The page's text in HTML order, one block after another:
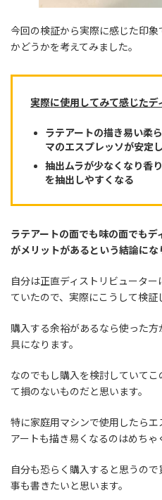
今回の検証から実際に感じた印
かどうかを考えてみました。
実際に使用してみて感じた
ラテアートの描き易い柔
マのエスプレッソが安定
抽出ムラが少なくなり香
を抽出しやすくなる
ラテアートの面でも味の面でも
がメリットがあるという結論にな
自分は正直ディストリビュータ
ていたので、実際にこうして検証
購入する余裕があるなら使った
具になります。
なのでもし購入を検討していて
て損のないものだと思います。
特に家庭用マシンで使用したら
アートも描き易くなるのはめちゃ
自分も恐らく購入すると思うの
事も書きたいと思います。